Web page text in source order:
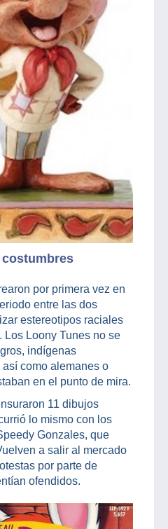
por primera vez en
entre las dos
estereotipos raciales
Los Loony Tunes no se
indígenas
como alemanes o
en el punto de mira.
11 dibujos
lo mismo con los
Gonzales, que
a salir al mercado
por parte de
ofendidos.